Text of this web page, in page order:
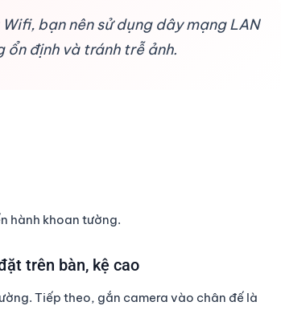
bạn nên sử dụng dây mạng LAN
định và tránh trễ ảnh.
hành khoan tường.
trên bàn, kệ cao
Tiếp theo, gắn camera vào chân đế là